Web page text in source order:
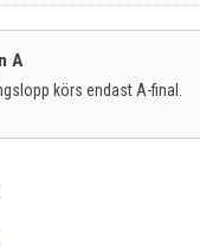
A
körs endast A-final.